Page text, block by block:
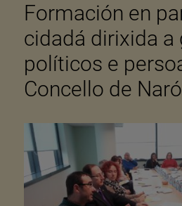
Formación en
cidadá dirixida a
políticos e
Concello de